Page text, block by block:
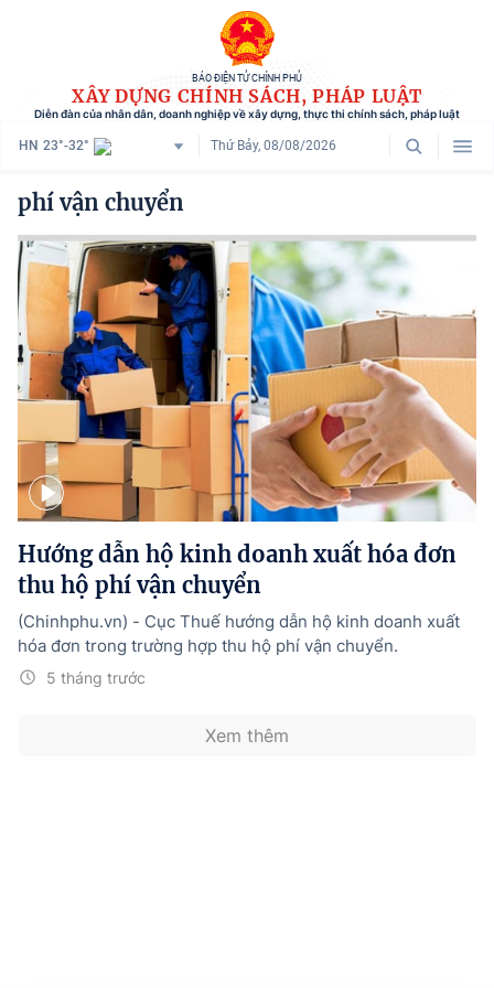
BÁO ĐIỆN TỬ CHÍNH PHỦ
XÂY DỰNG CHÍNH SÁCH, PHÁP LUẬT
Diễn đàn của nhân dân, doanh nghiệp về xây dựng, thực thi chính sách, pháp luật
HN 23°-32° Thứ Bảy, 08/08/2026
Danh mục
Trang chủ
Chính sách mới
Tham vấn chính sách
Người dân góp ý
Doanh nghiệp hiến kế
Chính sách và cuộc sống
Hướng dẫn thực hiện chính sách
Phát triển kinh tế tư nhân và doanh nghiệp dân tộc
Ocop và chuỗi giá trị Nông sản
Kinh tế tư nhân
Doanh nghiệp dân tộc
phí vận chuyển
Hướng dẫn hộ kinh doanh xuất hóa đơn
thu hộ phí vận chuyển
5 tháng trước
(Chinhphu.vn) - Cục Thuế hướng dẫn hộ kinh doanh xuất
hóa đơn trong trường hợp thu hộ phí vận chuyển.
Xem thêm